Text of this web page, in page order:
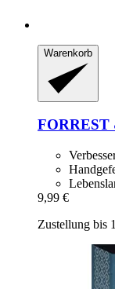
Warenkorb
9,99 €
Zustellung bis